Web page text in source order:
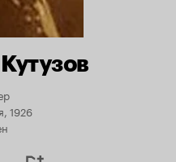
1926